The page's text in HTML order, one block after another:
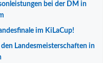
bei der DM in
im KiLaCup!
Landesmeisterschaften in